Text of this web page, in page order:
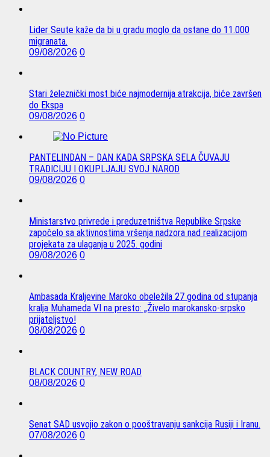
Lider Seute kaže da bi u gradu moglo da ostane do 11.000
migranata.
09/08/2026 0
Stari železnički most biće najmodernija atrakcija, biće završen
do Ekspa
09/08/2026 0
PANTELINDAN – DAN KADA SRPSKA SELA ČUVAJU
TRADICIJU I OKUPLJAJU SVOJ NAROD
09/08/2026 0
Ministarstvo privrede i preduzetništva Republike Srpske
započelo sa aktivnostima vršenja nadzora nad realizacijom
projekata za ulaganja u 2025. godini
09/08/2026 0
Ambasada Kraljevine Maroko obeležila 27 godina od stupanja
kralja Muhameda VI na presto: „Živelo marokansko-srpsko
prijateljstvo!
08/08/2026 0
BLACK COUNTRY, NEW ROAD
08/08/2026 0
Senat SAD usvojio zakon o pooštravanju sankcija Rusiji i Iranu.
07/08/2026 0